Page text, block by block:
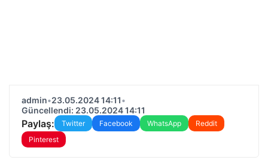
admin•23.05.2024 14:11•
Güncellendi: 23.05.2024 14:11
Paylaş: Twitter Facebook WhatsApp
Reddit
Pinterest